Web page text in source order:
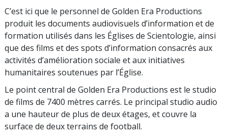
C’est ici que le personnel de Golden Era Productions
produit les documents audiovisuels d’information et de
formation utilisés dans les Églises de Scientologie, ainsi
que des films et des spots d’information consacrés aux
activités d’amélioration sociale et aux initiatives
humanitaires soutenues par l’Église.
Le point central de Golden Era Productions est le studio
de films de 7400 mètres carrés. Le principal studio audio
a une hauteur de plus de deux étages, et couvre la
surface de deux terrains de football.